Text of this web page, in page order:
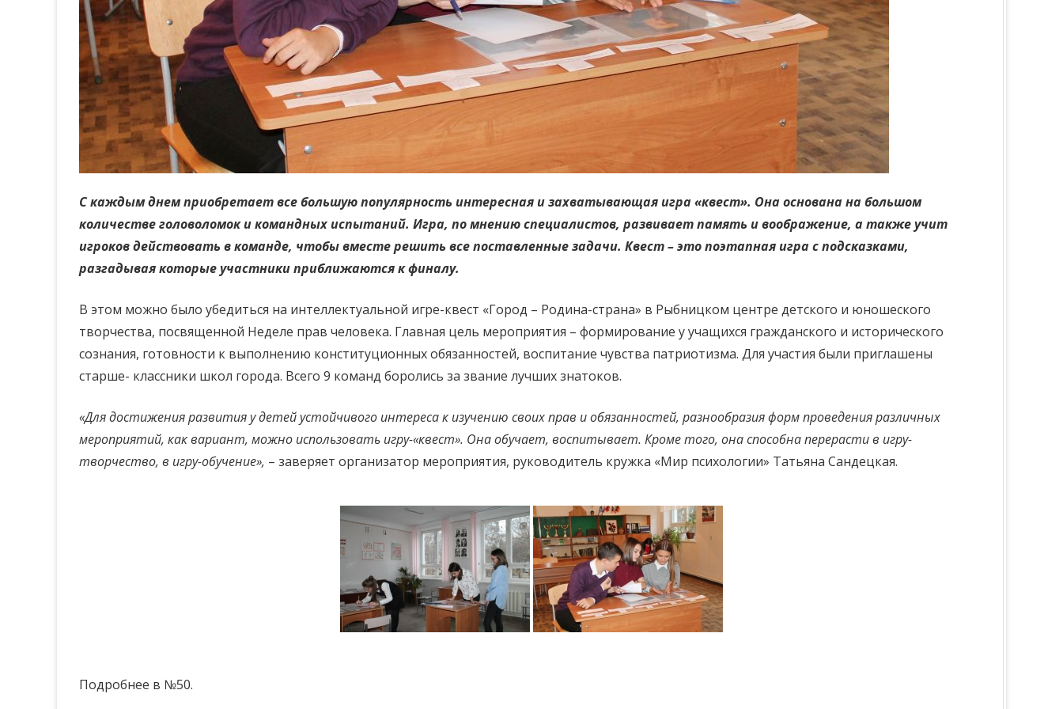
С каждым днем приобретает все большую популярность интересная и захватывающая игра «квест». Она основана на большом
количестве головоломок и командных испытаний. Игра, по мнению специалистов, развивает память и воображение, а также учит
игроков действовать в команде, чтобы вместе решить все поставленные задачи. Квест – это поэтапная игра с подсказками,
разгадывая которые участники приближаются к финалу.
В этом можно было убедиться на интеллектуальной игре-квест «Город – Родина-страна» в Рыбницком центре детского и юношеского
творчества, посвященной Неделе прав человека. Главная цель мероприятия – формирование у учащихся гражданского и исторического
сознания, готовности к выполнению конституционных обязанностей, воспитание чувства патриотизма. Для участия были приглашены
старше- классники школ города. Всего 9 команд боролись за звание лучших знатоков.
«Для достижения развития у детей устойчивого интереса к изучению своих прав и обязанностей, разнообразия форм проведения различных
мероприятий, как вариант, можно использовать игру-«квест». Она обучает, воспитывает. Кроме того, она способна перерасти в игру-
творчество, в игру-обучение», – заверяет организатор мероприятия, руководитель кружка «Мир психологии» Татьяна Сандецкая.
Подробнее в №50.